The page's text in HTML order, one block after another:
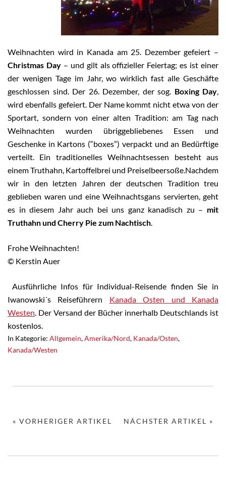
Weihnachten wird in Kanada am 25. Dezember gefeiert –
Christmas Day– und gilt als offizieller Feiertag; es ist einer
der wenigen Tage im Jahr, wo wirklich fast alle Geschäfte
geschlossen sind. Der 26. Dezember, der sog. Boxing Day,
wird ebenfalls gefeiert. Der Name kommt nicht etwa von der
Sportart, sondern von einer alten Tradition: am Tag nach
Weihnachten wurden übriggebliebenes Essen und
Geschenke in Kartons (“boxes”) verpackt und an Bedürftige
verteilt. Ein traditionelles Weihnachtsessen besteht aus
einem Truthahn, Kartoffelbrei und Preiselbeersoße.Nachdem
wir in den letzten Jahren der deutschen Tradition treu
geblieben waren und eine Weihnachtsgans servierten, geht
es in diesem Jahr auch bei uns ganz kanadisch zu – mit
Truthahn und Cherry Pie zum Nachtisch.
Frohe Weihnachten!
© Kerstin Auer
Ausführliche Infos für Individual-Reisende finden Sie in
Iwanowski´s Reiseführern Kanada Osten und Kanada
Westen. Der Versand der Bücher innerhalb Deutschlands ist
kostenlos.
In Kategorie: Allgemein,Amerika/Nord, Kanada/Osten,
Kanada/Westen
NÄCHSTER ARTIKEL »
« VORHERIGER ARTIKEL